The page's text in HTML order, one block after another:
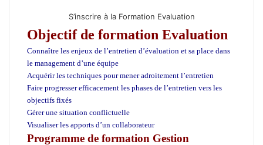
S’inscrire à la Formation Evaluation
Objectif de formation Evaluation
Connaître les enjeux de l’entretien d’évaluation et sa place dans
le management d’une équipe
Acquérir les techniques pour mener adroitement l’entretien
Faire progresser efficacement les phases de l’entretien vers les
objectifs fixés
Gérer une situation conflictuelle
Visualiser les apports d’un collaborateur
Programme de formation Gestion